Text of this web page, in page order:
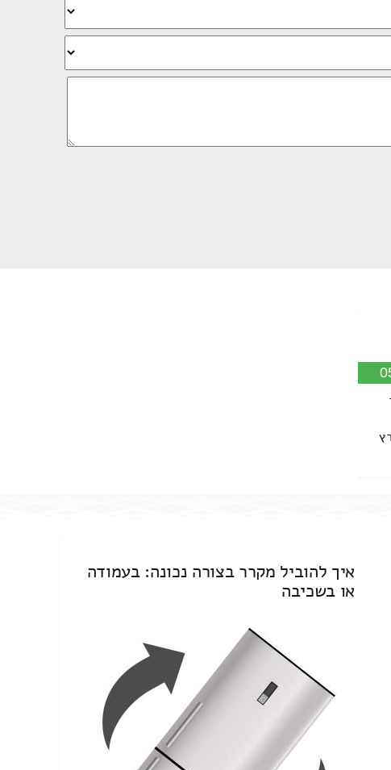
איך להוביל מקרר בצורה נכונה: בעמודה
או בשכיבה